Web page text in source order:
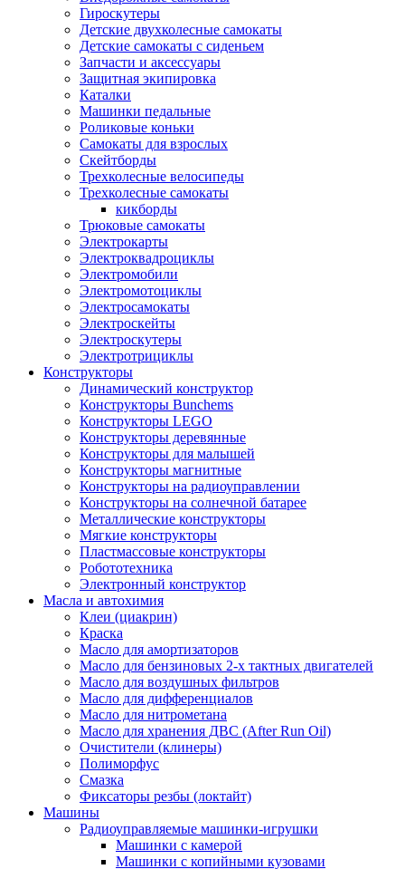
Гироскутеры
Детские двухколесные самокаты
Детские самокаты с сиденьем
Запчасти и аксессуары
Защитная экипировка
Каталки
Машинки педальные
Роликовые коньки
Самокаты для взрослых
Скейтборды
Трехколесные велосипеды
Трехколесные самокаты
кикборды
Трюковые самокаты
Электрокарты
Электроквадроциклы
Электромобили
Электромотоциклы
Электросамокаты
Электроскейты
Электроскутеры
Электротрициклы
Конструкторы
Динамический конструктор
Конструкторы Bunchems
Конструкторы LEGO
Конструкторы деревянные
Конструкторы для малышей
Конструкторы магнитные
Конструкторы на радиоуправлении
Конструкторы на солнечной батарее
Металлические конструкторы
Мягкие конструкторы
Пластмассовые конструкторы
Робототехника
Электронный конструктор
Масла и автохимия
Клеи (циакрин)
Краска
Масло для амортизаторов
Масло для бензиновых 2-х тактных двигателей
Масло для воздушных фильтров
Масло для дифференциалов
Масло для нитрометана
Масло для хранения ДВС (After Run Oil)
Очистители (клинеры)
Полиморфус
Смазка
Фиксаторы резбы (локтайт)
Машины
Радиоуправляемые машинки-игрушки
Машинки с камерой
Машинки с копийными кузовами